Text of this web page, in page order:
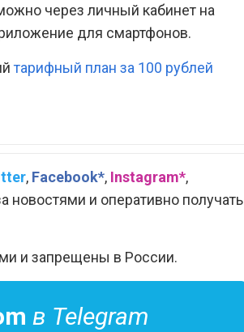
через личный кабинет на
для смартфонов.
тарифный план за 100 рублей
, Facebook*, Instagram*,
новостями и оперативно получать
и запрещены в России.
в Telegram